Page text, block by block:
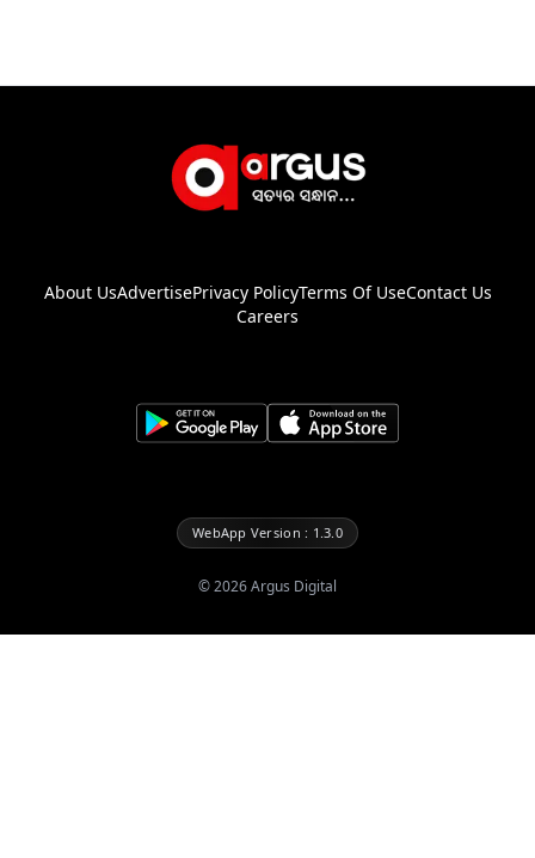
About UsAdvertisePrivacy PolicyTerms Of UseContact Us
Careers
WebApp Version : 1.3.0
©2026Argus Digital